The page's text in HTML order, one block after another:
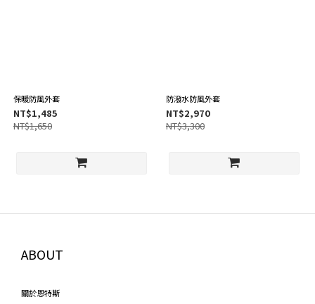
保暖防風外套
NT$1,485
NT$1,650
防潑水防風外套
NT$2,970
NT$3,300
ABOUT
關於恩特斯